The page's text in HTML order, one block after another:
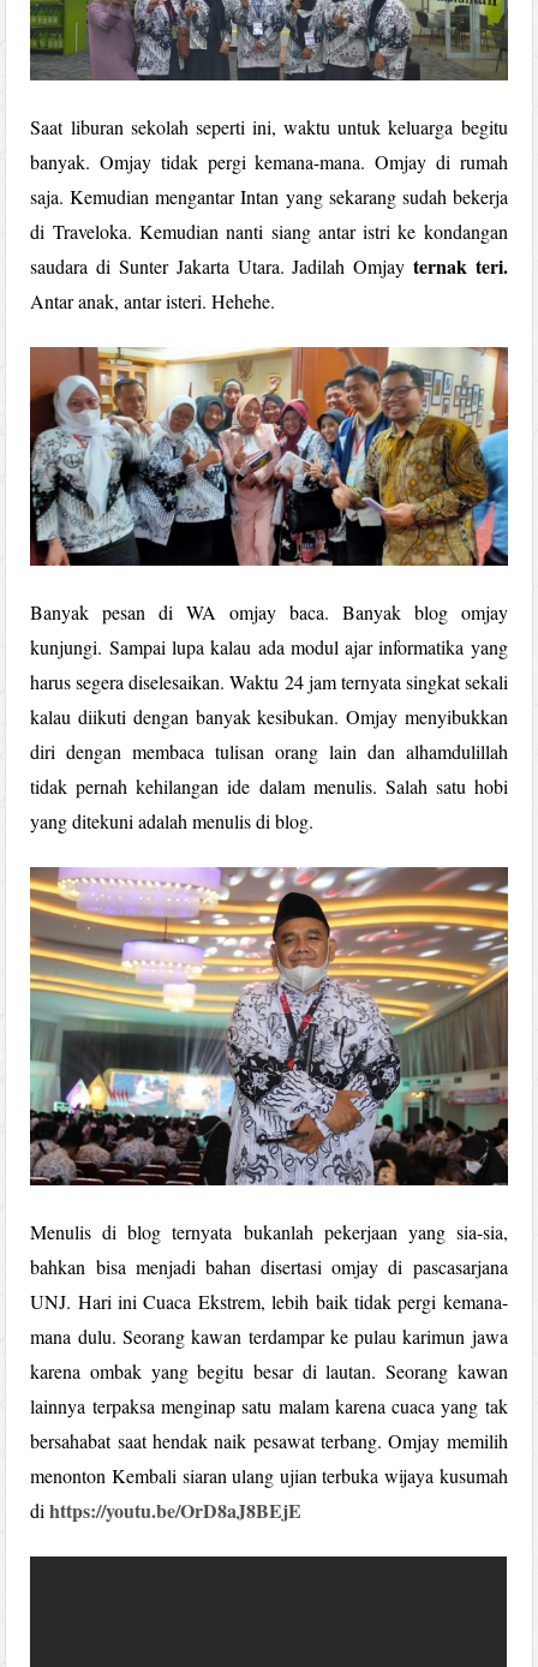
Saat liburan sekolah seperti ini, waktu untuk keluarga begitu
banyak. Omjay tidak pergi kemana-mana. Omjay di rumah
saja. Kemudian mengantar Intan yang sekarang sudah bekerja
di Traveloka. Kemudian nanti siang antar istri ke kondangan
saudara di Sunter Jakarta Utara. Jadilah Omjay ternak teri.
Antar anak, antar isteri. Hehehe.
Banyak pesan di WA omjay baca. Banyak blog omjay
kunjungi. Sampai lupa kalau ada modul ajar informatika yang
harus segera diselesaikan. Waktu 24 jam ternyata singkat sekali
kalau diikuti dengan banyak kesibukan. Omjay menyibukkan
diri dengan membaca tulisan orang lain dan alhamdulillah
tidak pernah kehilangan ide dalam menulis. Salah satu hobi
yang ditekuni adalah menulis di blog.
Menulis di blog ternyata bukanlah pekerjaan yang sia-sia,
bahkan bisa menjadi bahan disertasi omjay di pascasarjana
UNJ. Hari ini Cuaca Ekstrem, lebih baik tidak pergi kemana-
mana dulu. Seorang kawan terdampar ke pulau karimun jawa
karena ombak yang begitu besar di lautan. Seorang kawan
lainnya terpaksa menginap satu malam karena cuaca yang tak
bersahabat saat hendak naik pesawat terbang. Omjay memilih
menonton Kembali siaran ulang ujian terbuka wijaya kusumah
dihttps://youtu.be/OrD8aJ8BEjE